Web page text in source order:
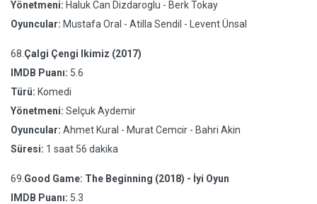
Yönetmeni: Haluk Can Dizdaroglu - Berk Tokay
Oyuncular: Mustafa Oral - Atilla Sendil - Levent Ünsal
68. Çalgi Çengi Ikimiz (2017)
IMDB Puanı: 5.6
Türü: Komedi
Yönetmeni: Selçuk Aydemir
Oyuncular: Ahmet Kural - Murat Cemcir - Bahri Akin
Süresi: 1 saat 56 dakika
69. Good Game: The Beginning (2018) - İyi Oyun
IMDB Puanı: 5.3